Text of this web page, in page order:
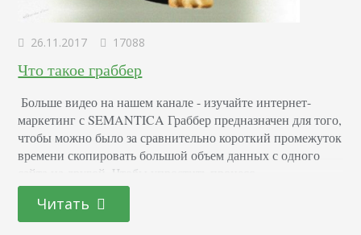
26.11.2017 17088
Что такое граббер
Больше видео на нашем канале - изучайте интернет-
маркетинг с SEMANTICA Граббер предназначен для того,
чтобы можно было за сравнительно короткий промежуток
времени скопировать большой объем данных с одного
сайта на другой. Чтобы упростить процесс,
предусмотрены специальные фильтры, позволяющие
сортировать информацию. Grabber сайтов
(международное наименование данной программы)
Читать